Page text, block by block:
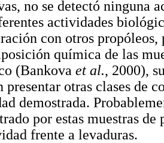
no se detectó ninguna
actividades
con otros
química de las
(Bankova et al., 2000),
presentar otras clases de
demostrada.
por estas muestras
frente a levaduras.